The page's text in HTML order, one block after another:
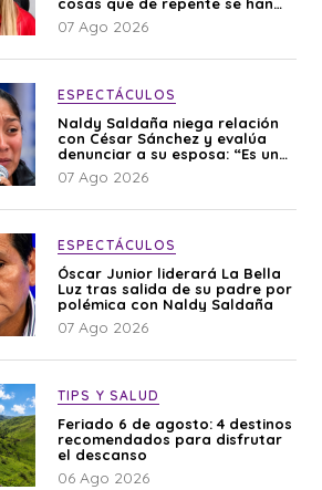
cosas que de repente se han
editado”
07 Ago 2026
ESPECTÁCULOS
Naldy Saldaña niega relación
con César Sánchez y evalúa
denunciar a su esposa: “Es una
difamación”
07 Ago 2026
ESPECTÁCULOS
Óscar Junior liderará La Bella
Luz tras salida de su padre por
polémica con Naldy Saldaña
07 Ago 2026
TIPS Y SALUD
Feriado 6 de agosto: 4 destinos
recomendados para disfrutar
el descanso
06 Ago 2026